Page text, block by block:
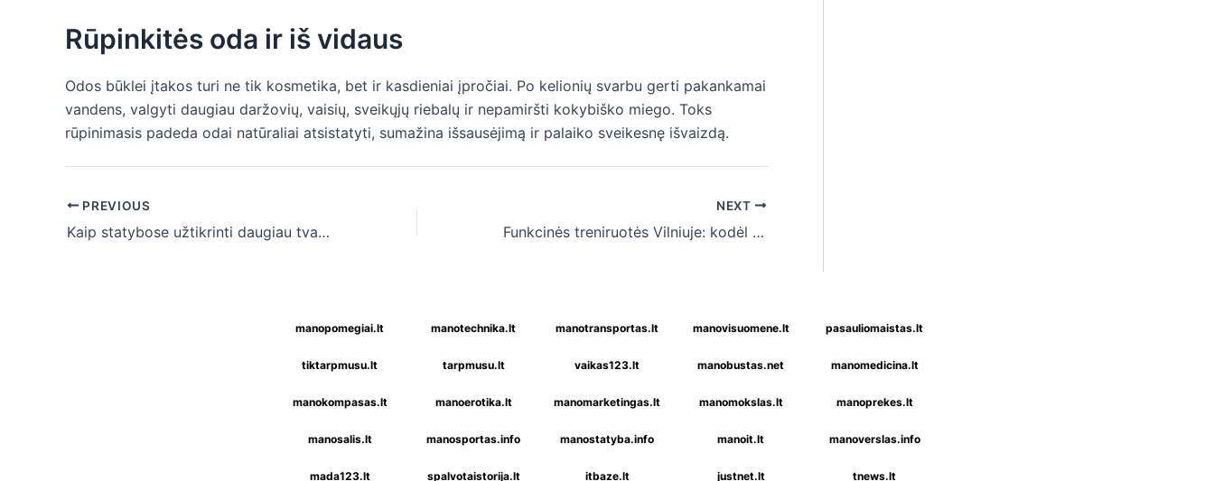
Rūpinkitės oda ir iš vidaus
Odos būklei įtakos turi ne tik kosmetika, bet ir kasdieniai įpročiai. Po kelionių svarbu gerti pakankamai
vandens, valgyti daugiau daržovių, vaisių, sveikųjų riebalų ir nepamiršti kokybiško miego. Toks
rūpinimasis padeda odai natūraliai atsistatyti, sumažina išsausėjimą ir palaiko sveikesnę išvaizdą.
Post
navigation
PREVIOUS
Kaip statybose užtikrinti daugiau tvarkos ir skaidrumo?
NEXT
Funkcinės treniruotės Vilniuje: kodėl jas renkasi vis daugiau miesto gyventojų?
manopomegiai.lt manotechnika.lt manotransportas.lt manovisuomene.lt pasauliomaistas.lt
tiktarpmusu.lt tarpmusu.lt vaikas123.lt manobustas.net manomedicina.lt
manokompasas.lt manoerotika.lt manomarketingas.lt manomokslas.lt manoprekes.lt
manosalis.lt manosportas.info manostatyba.info manoit.lt manoverslas.info
mada123.lt spalvotaistorija.lt itbaze.lt justnet.lt tnews.lt